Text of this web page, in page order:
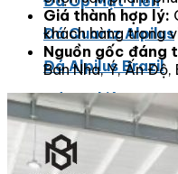
Đá Quartz Alpilus
Đá Alpilus Brazil
Đá tự nhiên
Đá Thạch Anh
Đá Nhân Tạo
Giá thành hợp lý:
khách hàng trong
Nguồn gốc đáng
Ban Nha, Ý, Ấn